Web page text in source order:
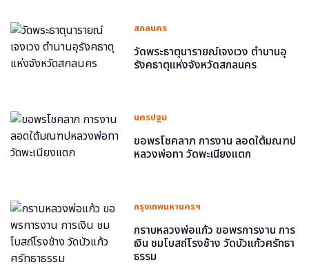
สกลนคร
วัดพระธาตุนารายณ์เจงเวง ตำนานอุ
รังคธาตุแห่งจังหวัดสกลนคร
นครปฐม
ขอพรโชคลาภ การงาน ลอดใต้มณฑป
หลวงพ่อทา วัดพะเนียงแตก
กรุงเทพมหานครฯ
กราบหลวงพ่อแก้ว ขอพรการงาน การ
เงิน ชมโบสถ์โรงช้าง วัดบัวแก้วศรัทธา
ธรรม